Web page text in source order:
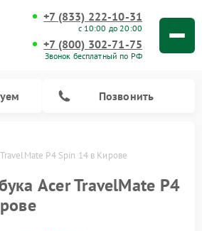
+7 (833) 222-10-31
с 10:00 до 20:00
+7 (800) 302-71-75
Звонок бесплатный по РФ
Позвонить
P4 Spin 14 в Кирове
Acer TravelMate P4